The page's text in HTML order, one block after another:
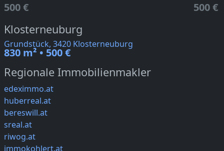
500 € 500 €
Klosterneuburg
Grundstück, 3420 Klosterneuburg
830 m² • 500 €
Regionale Immobilienmakler
edeximmo.at
huberreal.at
bereswill.at
sreal.at
riwog.at
immokohlert.at